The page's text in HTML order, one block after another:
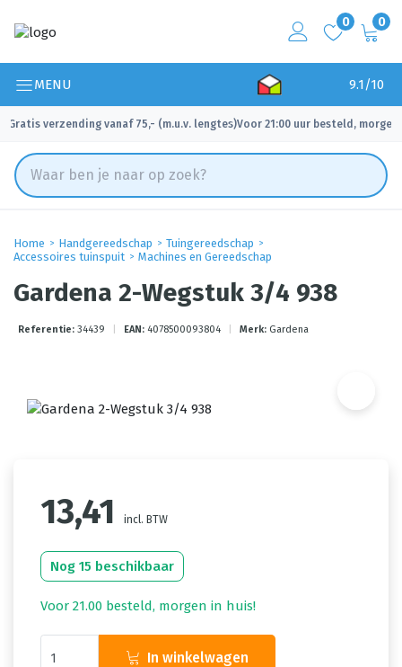
0 0
MENU 9.1/10
Gratis verzending vanaf 75,- (m.u.v. lengtes)
✓ Voor 21:00 uur besteld, morgen
Home Handgereedschap
Tuingereedschap
Accessoires tuinspuit
Machines en Gereedschap
Gardena 2-Wegstuk 3/4 938
Referentie: 34439 EAN: 4078500093804 Merk: Gardena
13,41 incl. BTW
Nog 15 beschikbaar
Voor 21.00 besteld, morgen in huis!
In winkelwagen